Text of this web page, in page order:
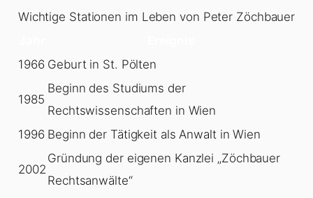
Wichtige Stationen im Leben von Peter Zöchbauer
1966 Geburt in St. Pölten
1985
Beginn des Studiums der
Rechtswissenschaften in Wien
1996 Beginn der Tätigkeit als Anwalt in Wien
2002
Gründung der eigenen Kanzlei „Zöchbauer
Rechtsanwälte“